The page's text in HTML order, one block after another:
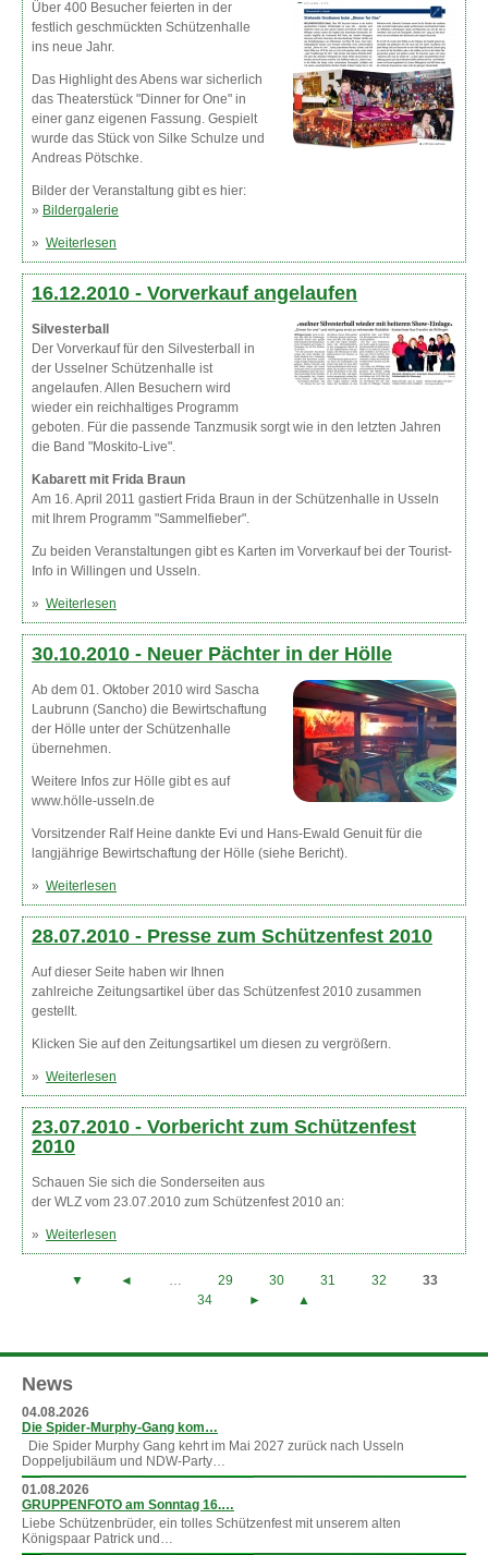
Über 400 Besucher feierten in der
festlich geschmückten Schützenhalle
ins neue Jahr.
Das Highlight des Abens war sicherlich
das Theaterstück "Dinner for One" in
einer ganz eigenen Fassung. Gespielt
wurde das Stück von Silke Schulze und
Andreas Pötschke.
Bilder der Veranstaltung gibt es hier:
» Bildergalerie
» Weiterlesen
16.12.2010 - Vorverkauf angelaufen
Silvesterball
Der Vorverkauf für den Silvesterball in
der Usselner Schützenhalle ist
angelaufen. Allen Besuchern wird
wieder ein reichhaltiges Programm
geboten. Für die passende Tanzmusik sorgt wie in den letzten Jahren
die Band "Moskito-Live".
Kabarett mit Frida Braun
Am 16. April 2011 gastiert Frida Braun in der Schützenhalle in Usseln
mit Ihrem Programm "Sammelfieber".
Zu beiden Veranstaltungen gibt es Karten im Vorverkauf bei der Tourist-
Info in Willingen und Usseln.
» Weiterlesen
30.10.2010 - Neuer Pächter in der Hölle
Ab dem 01. Oktober 2010 wird Sascha
Laubrunn (Sancho) die Bewirtschaftung
der Hölle unter der Schützenhalle
übernehmen.
Weitere Infos zur Hölle gibt es auf
www.hölle-usseln.de
Vorsitzender Ralf Heine dankte Evi und Hans-Ewald Genuit für die
langjährige Bewirtschaftung der Hölle (siehe Bericht).
» Weiterlesen
28.07.2010 - Presse zum Schützenfest 2010
Auf dieser Seite haben wir Ihnen
zahlreiche Zeitungsartikel über das Schützenfest 2010 zusammen
gestellt.
Klicken Sie auf den Zeitungsartikel um diesen zu vergrößern.
» Weiterlesen
23.07.2010 - Vorbericht zum Schützenfest
2010
Schauen Sie sich die Sonderseiten aus
der WLZ vom 23.07.2010 zum Schützenfest 2010 an:
» Weiterlesen
Seiten
▼ ◄ … 29 30 31 32
33
34
► ▲
News
04.08.2026
Die Spider-Murphy-Gang kom…
Die Spider Murphy Gang kehrt im Mai 2027 zurück nach Usseln
Doppeljubiläum und NDW-Party…
01.08.2026
GRUPPENFOTO am Sonntag 16.…
Liebe Schützenbrüder, ein tolles Schützenfest mit unserem alten
Königspaar Patrick und…